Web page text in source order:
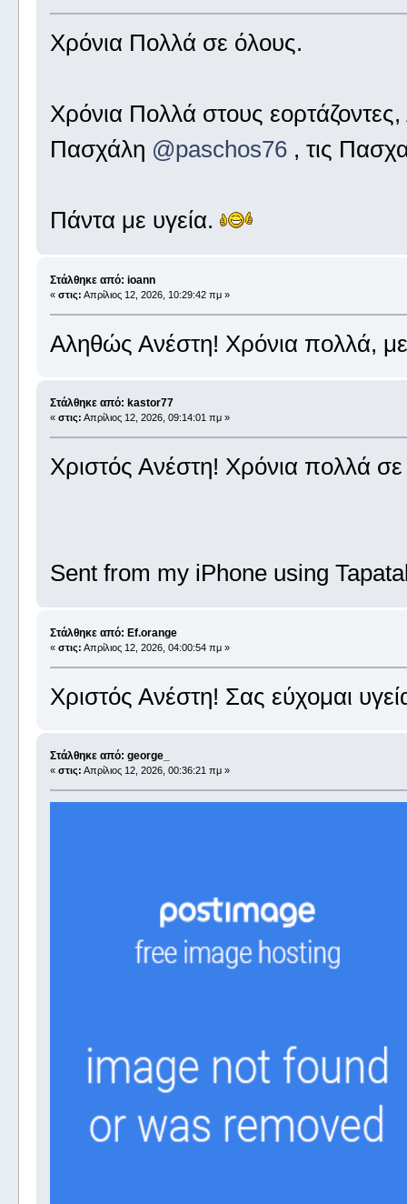
Χρόνια Πολλά σε όλους.
Χρόνια Πολλά στους
Πασχάλη @paschos76, τις
Πάντα με υγεία.
Στάλθηκε από: ioann
« στις: Απρίλιος 12, 2026, 10:29:42 πμ »
Αληθώς Ανέστη! Χρόνια πολλά,
Στάλθηκε από: kastor77
« στις: Απρίλιος 12, 2026, 09:14:01 πμ »
Χριστός Ανέστη! Χρόνια πολλά σε
Sent from my iPhone using
Στάλθηκε από: Ef.orange
« στις: Απρίλιος 12, 2026, 04:00:54 πμ »
Χριστός Ανέστη! Σας εύχομαι
Στάλθηκε από: george_
« στις: Απρίλιος 12, 2026, 00:36:21 πμ »